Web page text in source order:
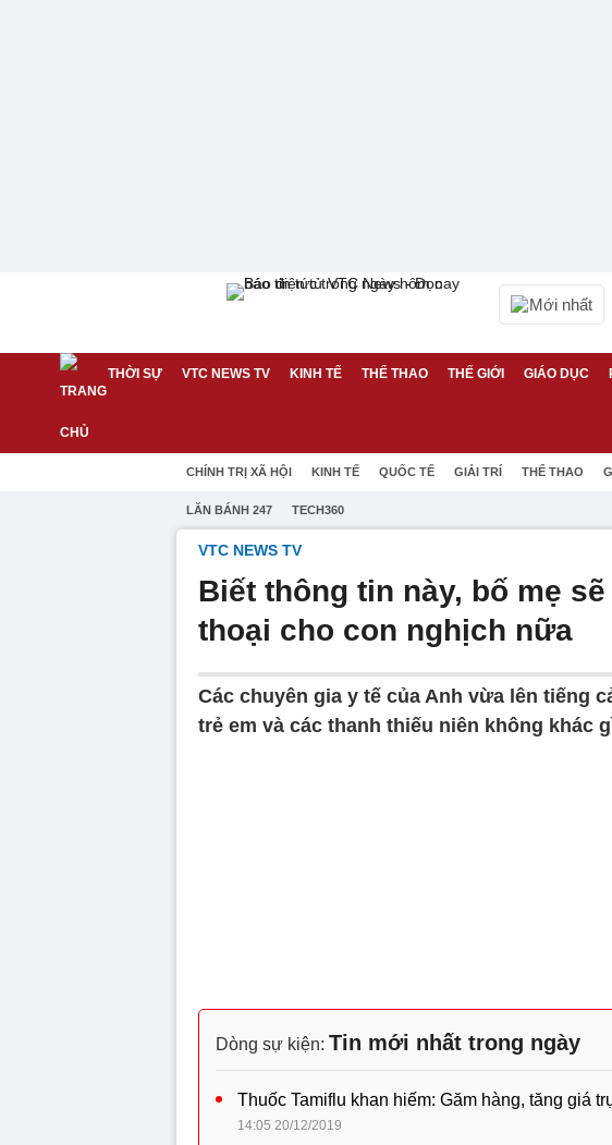
Mới nhất
THỜI SỰ VTC NEWS TV KINH TẾ THỂ THAO THẾ GIỚI GIÁO DỤC
CHÍNH TRỊ XÃ HỘI KINH TẾ QUỐC TẾ GIẢI TRÍ THỂ THAO
LĂN BÁNH 247 TECH360
VTC NEWS TV
Biết thông tin này, bố mẹ
thoại cho con nghịch nữa
Các chuyên gia y tế của Anh vừa lên tiếng
trẻ em và các thanh thiếu niên không khác
Dòng sự kiện: Tin mới nhất trong ngày
Thuốc Tamiflu khan hiếm: Găm hàng, tăng giá
14:05 20/12/2019